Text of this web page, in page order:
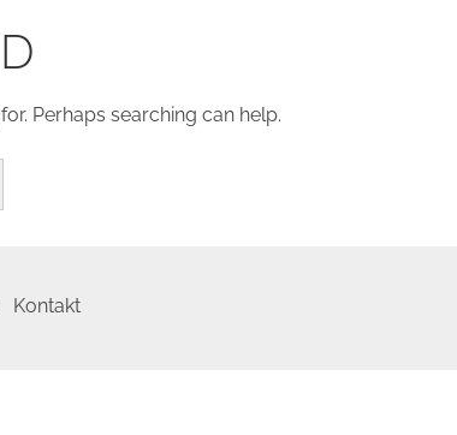
Perhaps searching can help.
Kontakt